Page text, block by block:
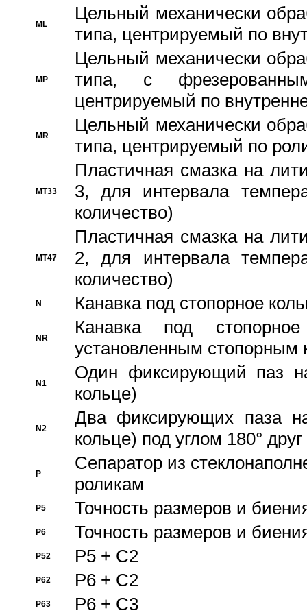
ML
Цельный механически
типа, центрируемый по
MP
Цельный механически
типа, с
центрируемый по
MR
Цельный механически
типа, центрируемый по
MT33
Пластичная смазка на
3, для интервала
количество)
MT47
Пластичная смазка на
2, для интервала
количество)
N Канавка под стопорное
NR
Канавка под
установленным стопорным
N1
Один фиксирующий паз
кольце)
N2
Два фиксирующих паза
кольце) под углом 180° друг
P
Cепаратор из
роликам
P5 Точность размеров и
P6 Точность размеров и
P52 P5 + C2
P62 P6 + C2
P63 P6 + C3